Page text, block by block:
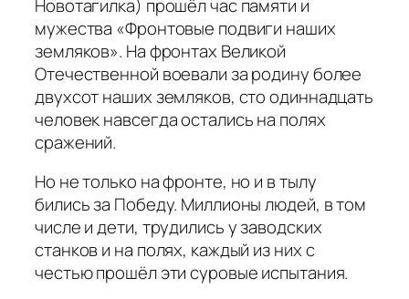
Новотагилка) прошёл час памяти и
мужества «Фронтовые подвиги наших
земляков». На фронтах Великой
Отечественной воевали за родину более
двухсот наших земляков, сто одиннадцать
человек навсегда остались на полях
сражений.
Но не только на фронте, но и в тылу
бились за Победу. Миллионы людей, в том
числе и дети, трудились у заводских
станков и на полях, каждый из них с
честью прошёл эти суровые испытания.